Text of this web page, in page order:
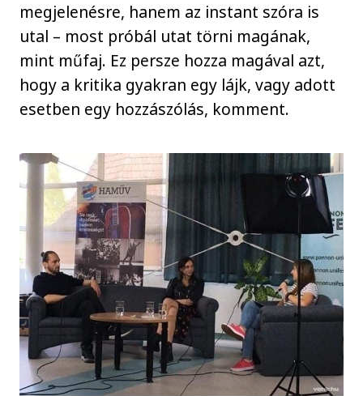
megjelenésre, hanem az instant szóra is
utal – most próbál utat törni magának,
mint műfaj. Ez persze hozza magával azt,
hogy a kritika gyakran egy lájk, vagy adott
esetben egy hozzászólás, komment.